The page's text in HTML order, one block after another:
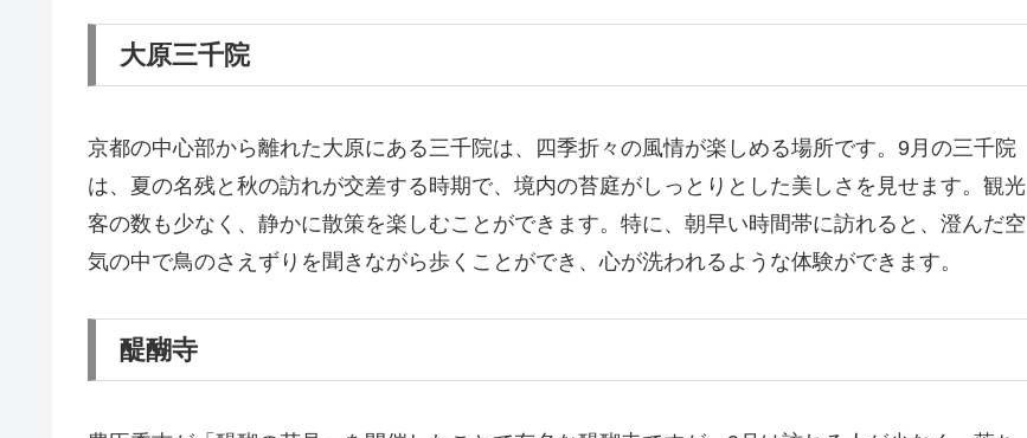
大原三千院
京都の中心部から離れた大原にある三千院は、四季折々の風情が楽しめる場所です。9月の三千院
は、夏の名残と秋の訪れが交差する時期で、境内の苔庭がしっとりとした美しさを見せます。観光
客の数も少なく、静かに散策を楽しむことができます。特に、朝早い時間帯に訪れると、澄んだ空
気の中で鳥のさえずりを聞きながら歩くことができ、心が洗われるような体験ができます。
醍醐寺